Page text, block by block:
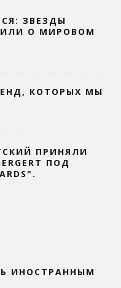
ЗВЕЗДЫ
О МИРОВОМ
КОТОРЫХ МЫ
ПРИНЯЛИ
ПОД
ИНОСТРАННЫМ